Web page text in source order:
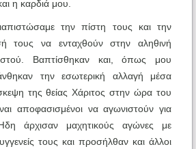
η καρδιά μου.
την πίστη τους και την
τους να ενταχθούν στην αληθινή
Βαπτίσθηκαν και, όπως μου
την εσωτερική αλλαγή μέσα
της θείας Χάριτος στην ώρα του
αποφασισμένοι να αγωνιστούν για
άρχισαν μαχητικούς αγώνες με
τους και προσήλθαν και άλλοι